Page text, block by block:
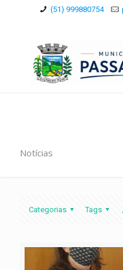
(51) 999880754
Notícias
Categorias Tags